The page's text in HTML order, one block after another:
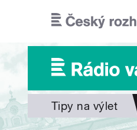
Tipy na výlet